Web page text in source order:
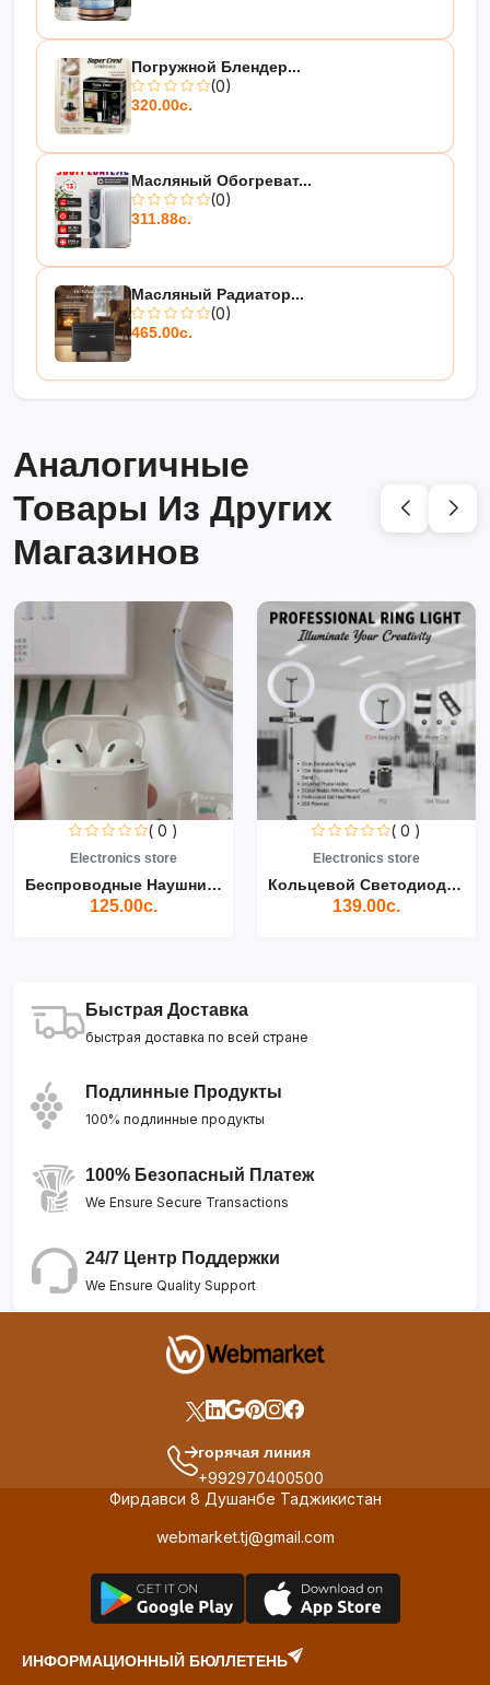
Погружной Блендер...
(0)
320.00с.
Масляный Обогреват...
(0)
311.88с.
Масляный Радиатор...
(0)
465.00с.
Аналогичные
Товары Из Других
Магазинов
( 0 )
Electronics store
Беспроводные Наушники Air...
125.00с.
( 0 )
Electronics store
Кольцевой Светодиодный Св...
139.00с.
Быстрая Доставка
быстрая доставка по всей стране
Подлинные Продукты
100% подлинные продукты
100% Безопасный Платеж
We Ensure Secure Transactions
24/7 Центр Поддержки
We Ensure Quality Support
горячая линия
+992970400500
Фирдавси 8 Душанбе Таджикистан
webmarket.tj@gmail.com
ИНФОРМАЦИОННЫЙ БЮЛЛЕТЕНЬ